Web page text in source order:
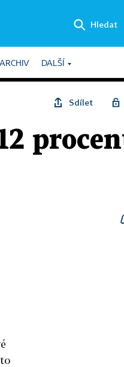
Hledat
ARCHIV DALŠÍ
Sdílet